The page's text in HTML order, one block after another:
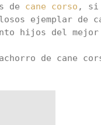
de cane corso , si
ejemplar de
hijos del
de cane